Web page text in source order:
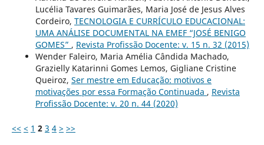
Lucélia Tavares Guimarães, Maria José de Jesus Alves
Cordeiro, TECNOLOGIA E CURRÍCULO EDUCACIONAL:
UMA ANÁLISE DOCUMENTAL NA EMEF “JOSÉ BENIGO
GOMES” , Revista Profissão Docente: v. 15 n. 32 (2015)
Wender Faleiro, Maria Amélia Cândida Machado,
Grazielly Katarinni Gomes Lemos, Gigliane Cristine
Queiroz, Ser mestre em Educação: motivos e
motivações por essa Formação Continuada , Revista
Profissão Docente: v. 20 n. 44 (2020)
<< < 1 2 3 4 > >>